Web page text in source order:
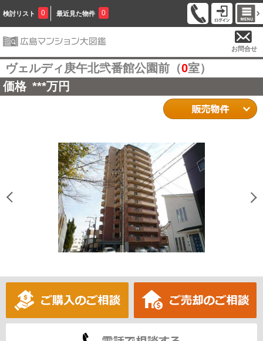
検討リスト 0 最近見た物件 0
お問合せ
ヴェルディ庚午北弐番館公園前（0室）
価格 ***万円